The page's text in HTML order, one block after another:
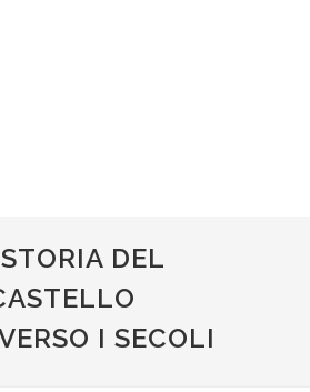
DEL
I SECOLI